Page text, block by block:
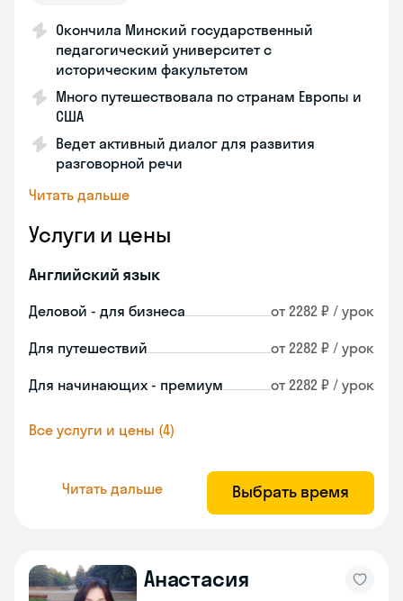
Окончила Минский государственный
педагогический университет с
историческим факультетом
Много путешествовала по странам Европы и
США
Ведет активный диалог для развития
разговорной речи
Читать дальше
Услуги и цены
Английский язык
Деловой - для бизнеса от 2282 ₽ / урок
Для путешествий от 2282 ₽ / урок
Для начинающих - премиум от 2282 ₽ / урок
Все услуги и цены (4)
Читать дальше Выбрать время
Анастасия